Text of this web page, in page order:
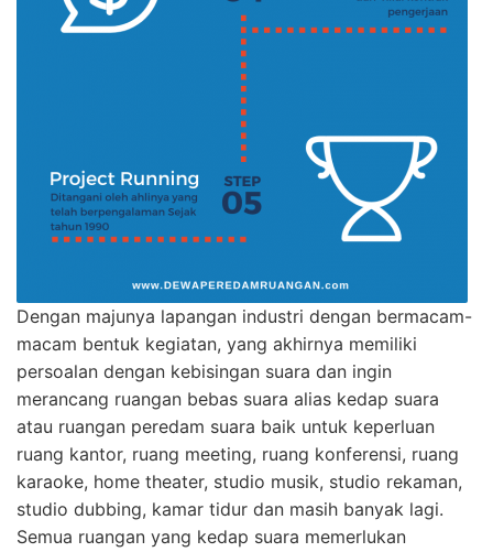
Dengan majunya lapangan industri dengan bermacam-
macam bentuk kegiatan, yang akhirnya memiliki
persoalan dengan kebisingan suara dan ingin
merancang ruangan bebas suara alias kedap suara
atau ruangan peredam suara baik untuk keperluan
ruang kantor, ruang meeting, ruang konferensi, ruang
karaoke, home theater, studio musik, studio rekaman,
studio dubbing, kamar tidur dan masih banyak lagi.
Semua ruangan yang kedap suara memerlukan